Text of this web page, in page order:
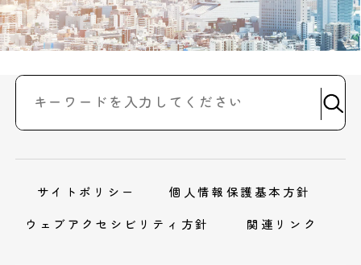
サイトポリシー
個人情報保護基本方針
ウェブアクセシビリティ方針
関連リンク